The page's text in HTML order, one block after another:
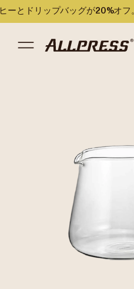
ーとドリップバッグが20%オ